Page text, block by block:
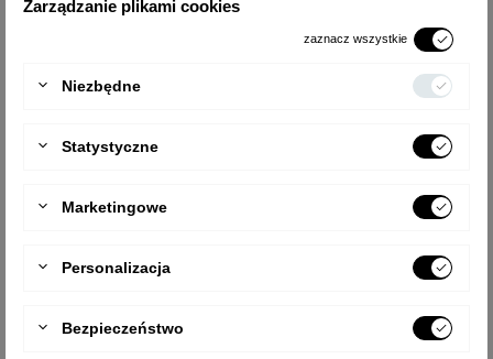
2022-03-09
2022-03-09
2022-03-09
Oceniam produkt na 4/5
Zarządzanie plikami cookies
zaznacz wszystkie
Niezbędne
Statystyczne
Marketingowe
Personalizacja
Bezpieczeństwo